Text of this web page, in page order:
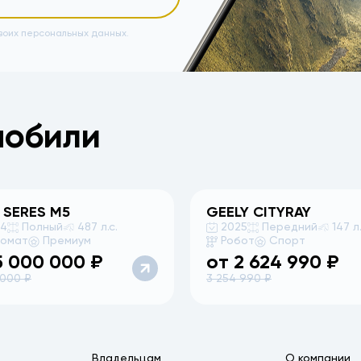
персональных данных.
M5
Полный
487 л.с.
Премиум
000 000 ₽
₽
GEELY CITYRAY
2025 Передний
147
Робот
Спорт
от 2 624 990 ₽
3 254 990₽
Владельцам О компании